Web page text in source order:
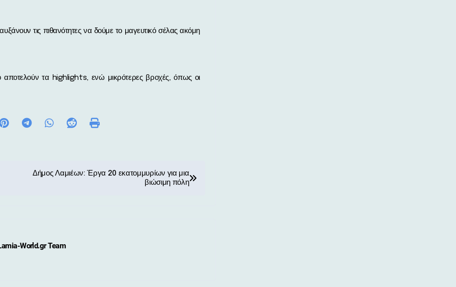
τις πιθανότητες να δούμε το μαγευτικό σέλας ακόμη
αποτελούν τα highlights, ενώ μικρότερες βροχές, όπως οι
Δήμος Λαμιέων: Έργα 20 εκατομμυρίων για μια
βιώσιμη πόλη
World.gr Team